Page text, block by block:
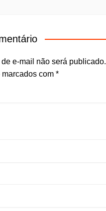
e-mail não será publicado.
com *